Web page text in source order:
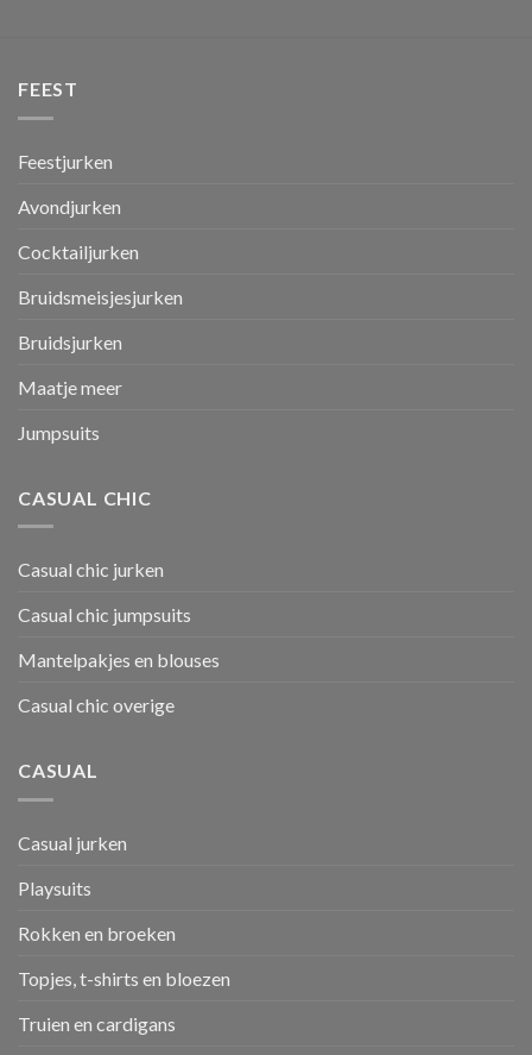
FEEST
Feestjurken
Avondjurken
Cocktailjurken
Bruidsmeisjesjurken
Bruidsjurken
Maatje meer
Jumpsuits
CASUAL CHIC
Casual chic jurken
Casual chic jumpsuits
Mantelpakjes en blouses
Casual chic overige
CASUAL
Casual jurken
Playsuits
Rokken en broeken
Topjes, t-shirts en bloezen
Truien en cardigans